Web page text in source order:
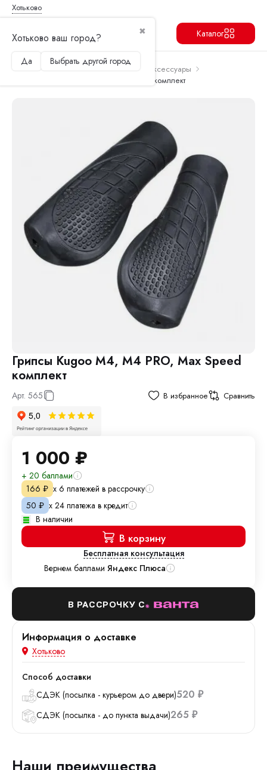
Хотьково
✖
Хотьково ваш город?
Да Выбрать другой город
Каталог
Главная Запчасти и аксессуары
Аксессуары
Грипсы Kugoo M4, M4 PRO, Max Speed комплект
Грипсы Kugoo M4, M4 PRO, Max Speed
комплект
Арт. 565 В избранное Сравнить
1 000 ₽
+ 20 баллами
166 ₽ х 6 платежей в рассрочку
50 ₽ х 24 платежа в кредит
В наличии
В корзину
Бесплатная консультация
Вернем баллами Яндекс Плюса
В РАССРОЧКУ С
Информация о доставке
Хотьково
Способ доставки
СДЭК (посылка - курьером до двери)520 ₽
СДЭК (посылка - до пункта выдачи)265 ₽
Продолжить Перейти в корзину